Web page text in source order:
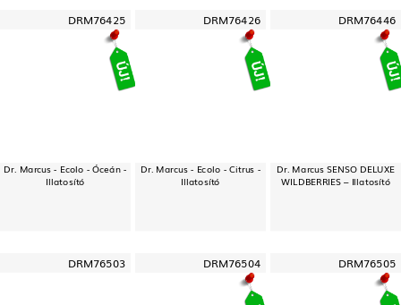
DRM76425
Dr. Marcus - Ecolo - Óceán -
Illatosító
DRM76426
Dr. Marcus - Ecolo - Citrus -
Illatosító
DRM76446
Dr. Marcus SENSO DELUXE
WILDBERRIES – Illatosító
DRM76503 DRM76504 DRM76505